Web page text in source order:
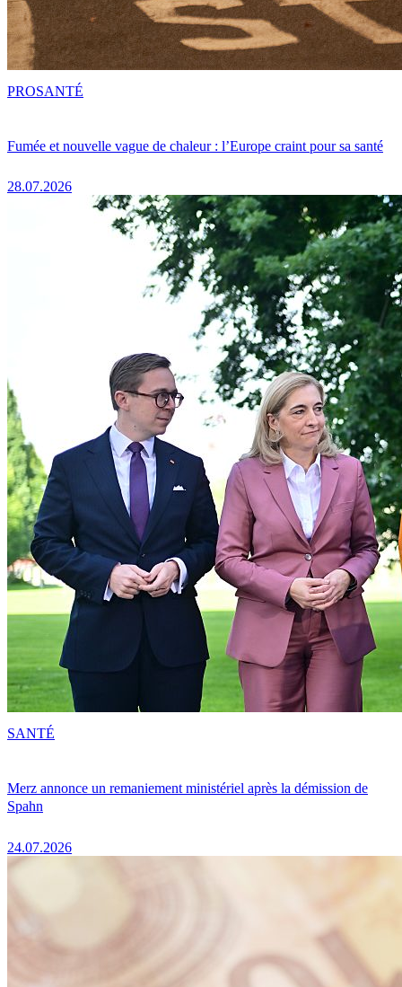
Fumée et nouvelle vague de chaleur : l’Europe craint pour sa santé
28.07.2026
PROSANTÉ
Merz annonce un remaniement ministériel après la démission de
Spahn
24.07.2026
SANTÉ